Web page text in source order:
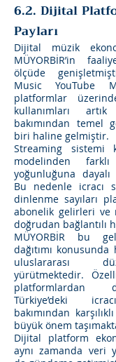
6.2. Dijital
Payları
Dijital müzik
MÜYORBİR’in
ölçüde
Music YouTube
platformlar
kullanımları
bakımından temel
biri haline gelmiştir.
Streaming sistemi
modelinden
yoğunluğuna
Bu nedenle icracı
dinlenme sayıları
abonelik gelirleri ve
doğrudan bağlantılı
MÜYORBİR bu
dağıtımı
uluslararası
yürütmektedir.
platformlardan
Türkiye’deki
bakımından
büyük önem
Dijital platform
aynı zamanda veri